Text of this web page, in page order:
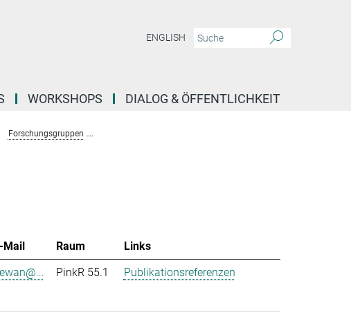
ENGLISH
WORKSHOPS DIALOG & ÖFFENTLICHKEIT
Forschungsgruppen
Mail Raum
Links
PinkR 55.1 Publikationsreferenzen